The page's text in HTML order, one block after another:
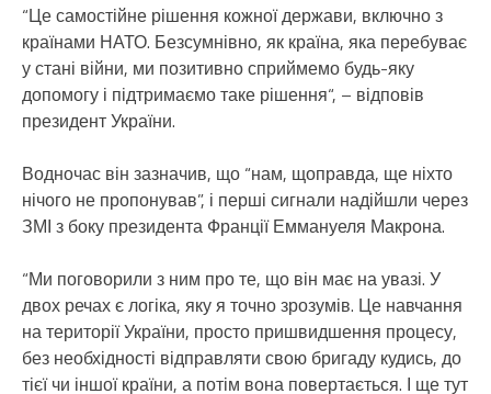
“Це самостійне рішення кожної держави, включно з
країнами НАТО. Безсумнівно, як країна, яка перебуває
у стані війни, ми позитивно сприймемо будь-яку
допомогу і підтримаємо таке рішення“, – відповів
президент України.
Водночас він зазначив, що “нам, щоправда, ще ніхто
нічого не пропонував”, і перші сигнали надійшли через
ЗМІ з боку президента Франції Еммануеля Макрона.
“Ми поговорили з ним про те, що він має на увазі. У
двох речах є логіка, яку я точно зрозумів. Це навчання
на території України, просто пришвидшення процесу,
без необхідності відправляти свою бригаду кудись, до
тієї чи іншої країни, а потім вона повертається. І ще тут